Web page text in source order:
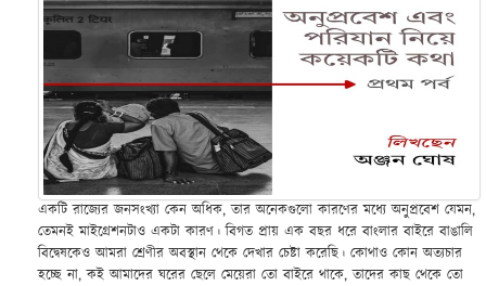
একটি রাজ্যের জনসংখ্যা কেন অধিক, তার অনেকগুলো কারণের মধ্যে অনুপ্রবেশ যেমন,
তেমনই মাইগ্রেশনটাও একটা কারণ। বিগত প্রায় এক বছর ধরে বাংলার বাইরে বাঙালি
বিদ্বেষকেও আমরা শ্রেণীর অবস্থান থেকে দেখার চেষ্টা করেছি। কোথাও কোন অত্যচার
হচ্ছে না, কই আমাদের ঘরের ছেলে মেয়েরা তো বাইরে থাকে, তাদের কাছ থেকে তো